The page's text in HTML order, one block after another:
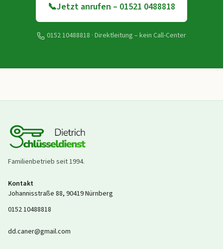
📞Jetzt anrufen – 01521 0488818
0152 10488818 · Direktleitung – kein Call-Center
Familienbetrieb seit1994.
Kontakt
Johannisstraße 88, 90419Nürnberg
0152 10488818
dd.caner@gmail.com